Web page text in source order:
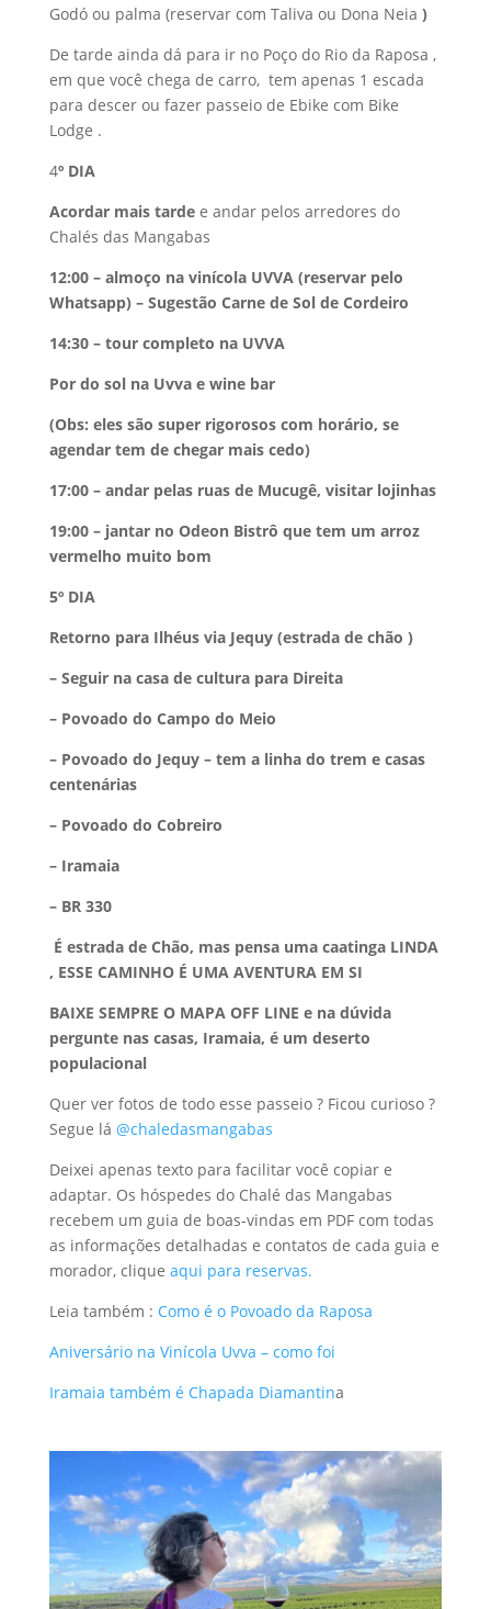
Godó ou palma (reservar com Taliva ou Dona Neia )
De tarde ainda dá para ir no Poço do Rio da Raposa ,
em que você chega de carro, tem apenas 1 escada
para descer ou fazer passeio de Ebike com Bike
Lodge .
4º DIA
Acordar mais tardee andar pelos arredores do
Chalés das Mangabas
12:00 – almoço na vinícola UVVA (reservar pelo
Whatsapp) – Sugestão Carne de Sol de Cordeiro
14:30 – tour completo na UVVA
Por do sol na Uvva e wine bar
(Obs: eles são super rigorosos com horário, se
agendar tem de chegar mais cedo)
17:00 – andar pelas ruas de Mucugê, visitar lojinhas
19:00 – jantar no Odeon Bistrô que tem um arroz
vermelho muito bom
5º DIA
Retorno para Ilhéus via Jequy (estrada de chão )
– Seguir na casa de cultura para Direita
– Povoado do Campo do Meio
– Povoado do Jequy – tem a linha do trem e casas
centenárias
– Povoado do Cobreiro
– Iramaia
– BR 330
É estrada de Chão, mas pensa uma caatinga LINDA
, ESSE CAMINHO É UMA AVENTURA EM SI
BAIXE SEMPRE O MAPA OFF LINE e na dúvida
pergunte nas casas, Iramaia, é um deserto
populacional
Quer ver fotos de todo esse passeio ? Ficou curioso ?
Segue lá @chaledasmangabas
Deixei apenas texto para facilitar você copiar e
adaptar. Os hóspedes do Chalé das Mangabas
recebem um guia de boas-vindas em PDF com todas
as informações detalhadas e contatos de cada guia e
morador, clique aqui para reservas.
Leia também : Como é o Povoado da Raposa
Aniversário na Vinícola Uvva – como foi
Iramaia também é Chapada Diamantina